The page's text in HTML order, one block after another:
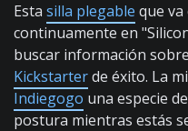
Esta silla plegable que
continuamente en
buscar información
Kickstarterde éxito. La
Indiegogo una especie
postura mientras estás